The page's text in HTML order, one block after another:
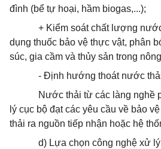
đình (bể tự hoại, hầm biogas,...);
+ Kiểm soát chất lượng
dụng thuốc bảo vệ thực vật, phân
súc, gia cầm và thủy sản trong
- Định hướng thoátnước
Nước thải từ các làng nghề
lý cục bộ đạt các yêu cầu về bảo
thải ra nguồn tiếp nhận hoặc hệ
d) Lựa chọn công nghệ xử